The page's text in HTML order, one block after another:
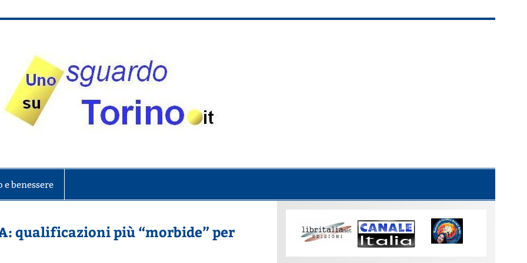
e benessere
qualificazioni più “morbide” per